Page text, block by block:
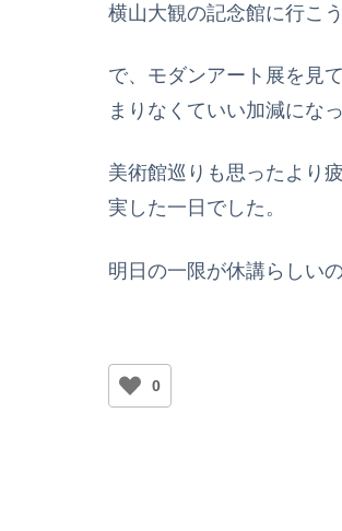
横山大観の記念館に行こ
で、モダンアート展を見
まりなくていい加減にな
美術館巡りも思ったより
実した一日でした。
明日の一限が休講らしい
0